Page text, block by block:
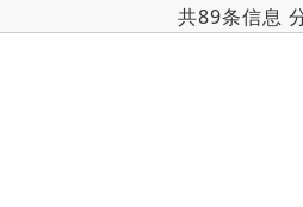
共89条信息